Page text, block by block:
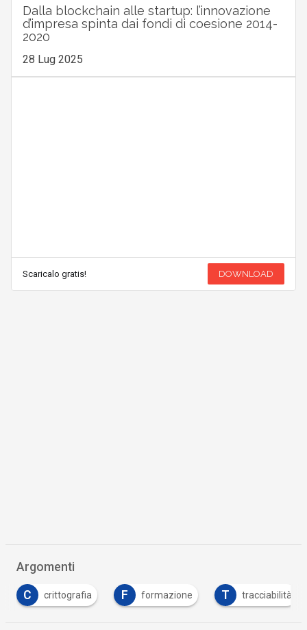
Dalla blockchain alle startup: l’innovazione
d’impresa spinta dai fondi di coesione 2014-
2020
28 Lug 2025
Scaricalo gratis! DOWNLOAD
Argomenti
C crittografia F formazione T tracciabilità